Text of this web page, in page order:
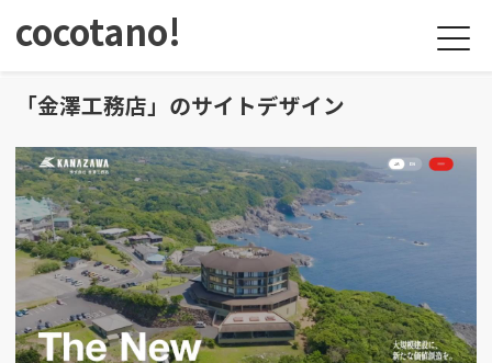
cocotano!
「金澤工務店」のサイトデザイン